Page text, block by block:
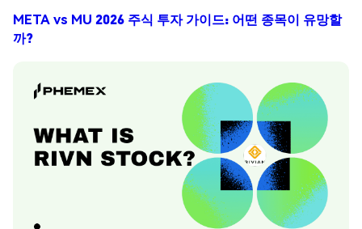
META vs MU 2026 주식 투자 가이드: 어떤 종목이 유망할
까?